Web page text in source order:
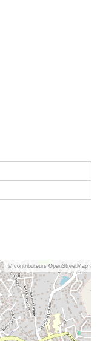
© contributeurs OpenStreetMap